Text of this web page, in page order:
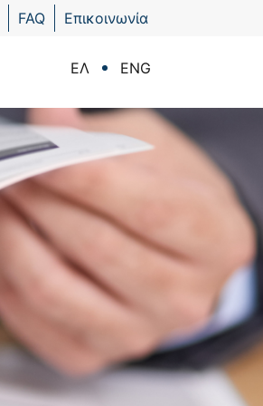
FAQ Επικοινωνία
ΕΛ ENG